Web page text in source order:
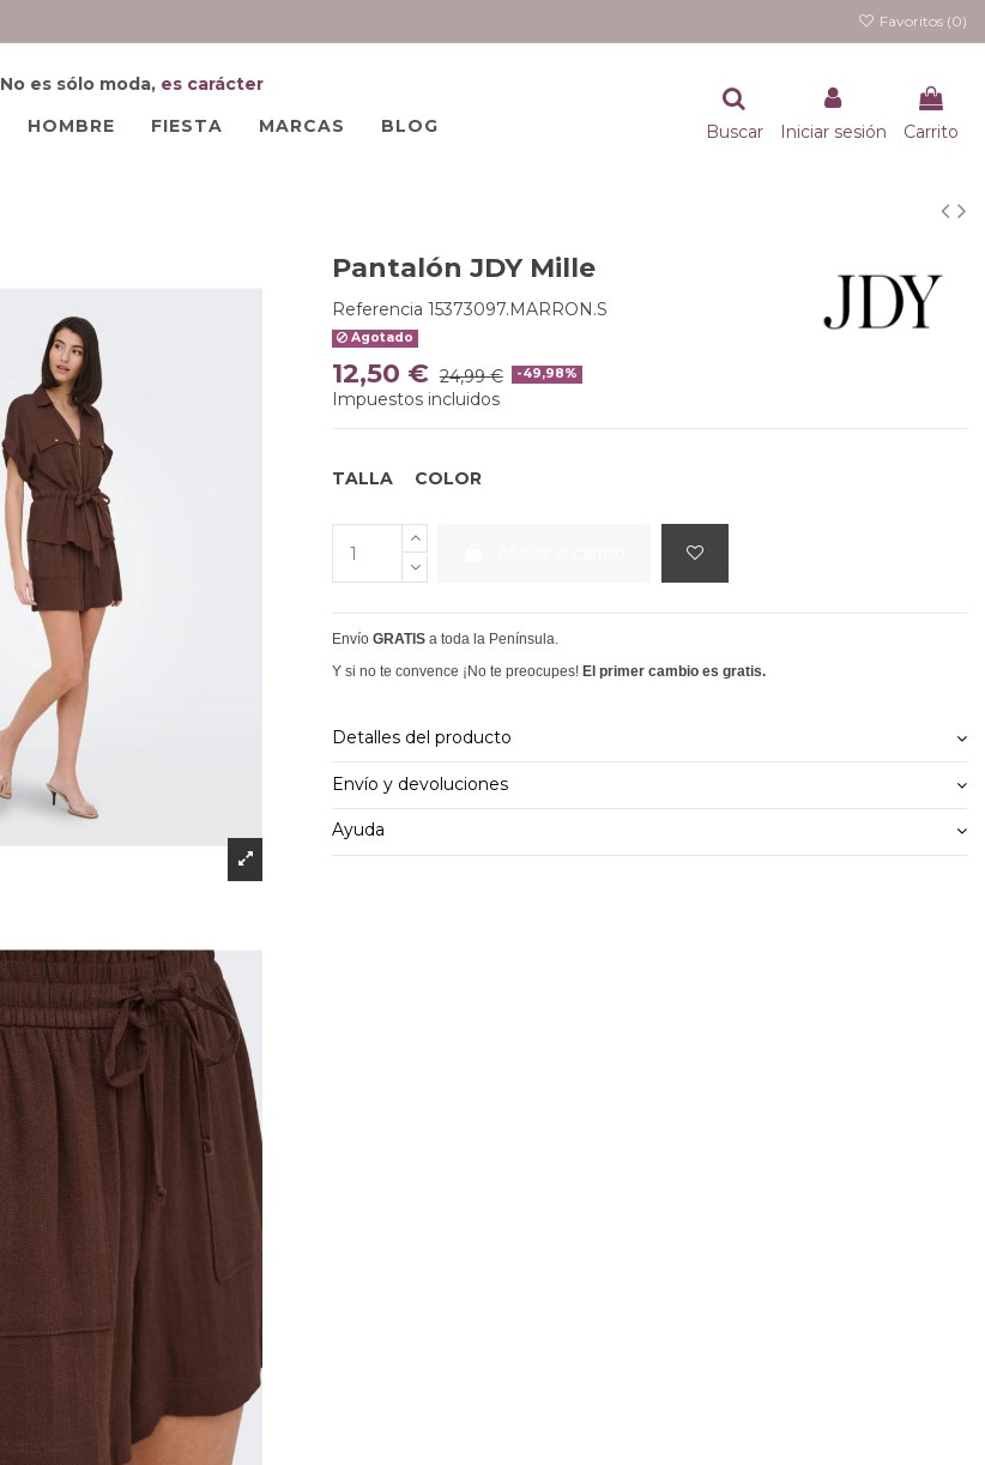
Favoritos (0)
No es sólo moda, es carácter
HOMBRE FIESTA MARCAS BLOG Buscar Iniciar sesión Carrito
Pantalón JDY Mille
Referencia 15373097.MARRON.S
Agotado
12,50 € 24,99 € -49,98%
Impuestos incluidos
TALLA COLOR
Envío GRATIS a toda la Península.
Y si no te convence ¡No te preocupes! El primer cambio es gratis.
Detalles del producto
Envío y devoluciones
Ayuda